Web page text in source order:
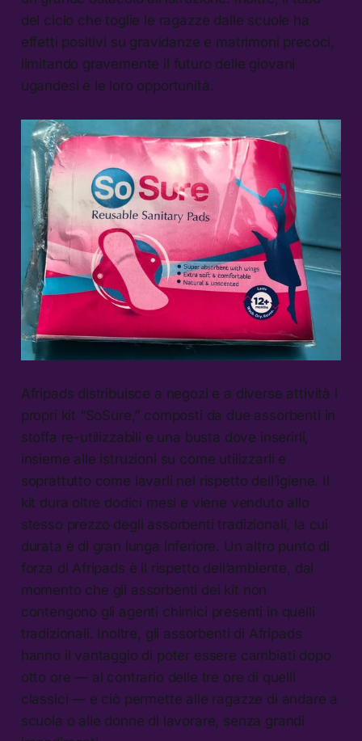
del ciclo che toglie le ragazze dalle scuole ha
effetti positivi su gravidanze e matrimoni precoci,
limitando gravemente il futuro delle giovani
ugandesi e le loro opportunità.
Afripads distribuisce a negozi e a diverse attività i
propri kit “SoSure,” composti da due assorbenti in
stoffa re-utilizzabili e una busta dove inserirli,
insieme alle istruzioni su come utilizzarli e
soprattutto come lavarli nel rispetto dell’igiene. Il
kit dura oltre dodici mesi e viene venduto allo
stesso prezzo degli assorbenti tradizionali, la cui
durata è di gran lunga inferiore. Un altro punto di
forza di Afripads è il rispetto dell’ambiente, dal
momento che gli assorbenti dei kit non
contengono gli agenti chimici presenti in quelli
tradizionali. Inoltre, gli assorbenti di Afripads
hanno il vantaggio di poter essere cambiati dopo
otto ore — al contrario delle tre ore di quelli
classici — e ciò permette alle ragazze di andare a
scuola o alle donne di lavorare, senza grandi